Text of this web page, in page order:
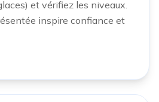
et vérifiez les niveaux.
inspire confiance et